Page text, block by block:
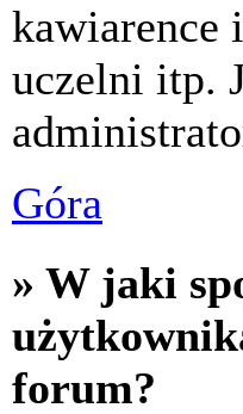
kawiarence
uczelni itp.
Góra
» W jaki
forum?